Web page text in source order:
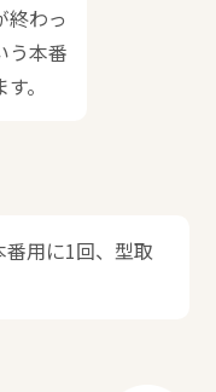
終わっ
う本番
。
用に1回、型取